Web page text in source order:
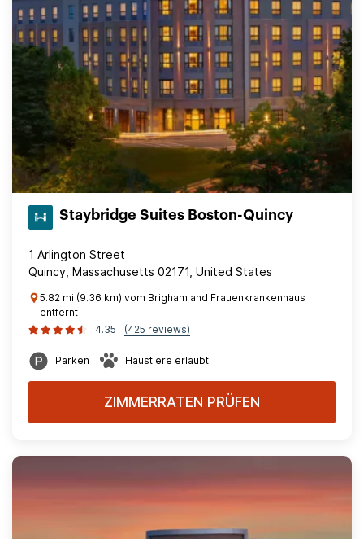
Staybridge Suites Boston-Quincy
1 Arlington Street
Quincy, Massachusetts 02171, United States
5.82 mi (9.36 km) vom Brigham and Frauenkrankenhaus
entfernt
4.35
(425 reviews)
Parken Haustiere erlaubt
ZIMMERRATEN PRÜFEN